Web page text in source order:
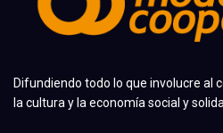
Difundiendo todo lo que involucre al
la cultura y la economía social y